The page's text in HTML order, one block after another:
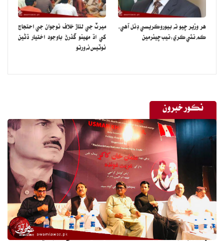
هر وزير چيو ته بيوروڪريسي ڊنل آهي،
ڪم نٿي ڪري:نيب چيئرمين
ميرٽ جي لتاڙ خلاف نوجوان جي احتجاج
کي اڌ مهينو گذرڻ باوجود اختيار ڌڻين
نوٽيس نه ورتو
نڪور خبرون